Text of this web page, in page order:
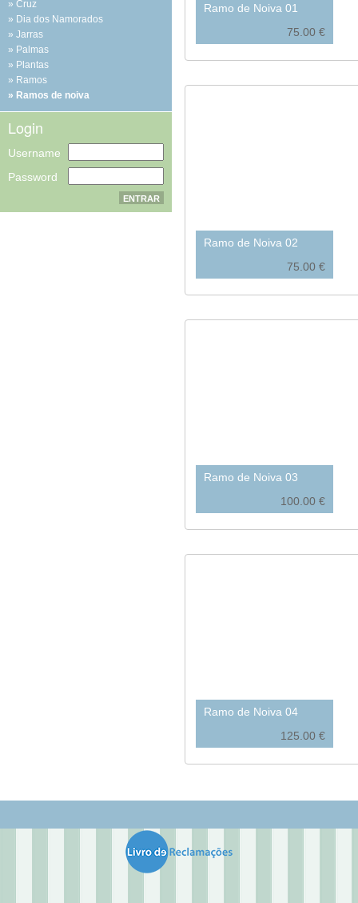
Cruz
Dia dos Namorados
Jarras
Palmas
Plantas
Ramos
Ramos de noiva
Login
Username
Password
Ramo de Noiva 01
75.00 €
Ramo de Noiva 02
75.00 €
Ramo de Noiva 03
100.00 €
Ramo de Noiva 04
125.00 €